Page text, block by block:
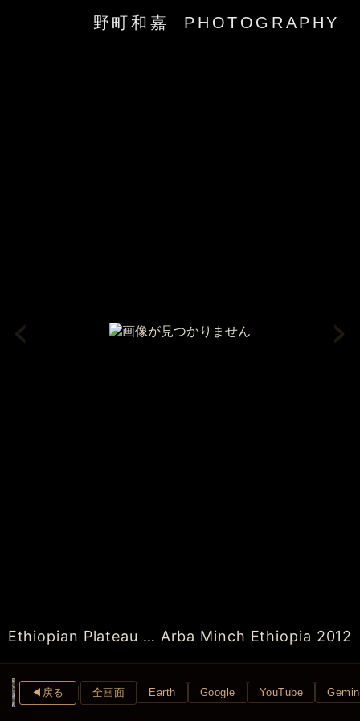
野町和嘉 PHOTOGRAPHY
‹
Ethiopian Plateau … Arba Minch Ethiopia 2012
›
◀︎戻る 全画面 Earth Google YouTube